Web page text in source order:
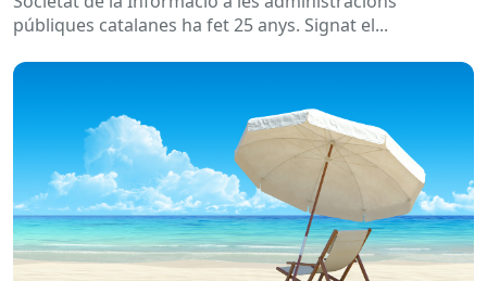
públiques catalanes ha fet 25 anys. Signat el...